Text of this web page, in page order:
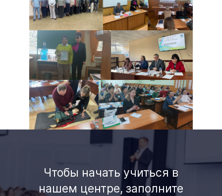
Чтобы начать учиться в
нашем центре, заполните